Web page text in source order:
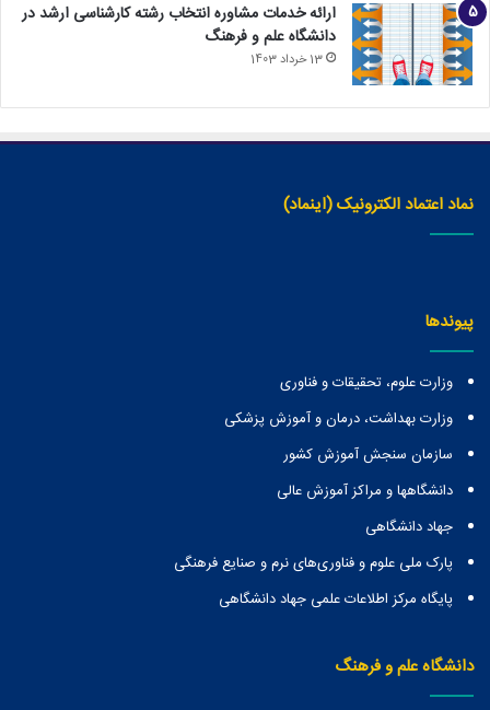
ارائه خدمات مشاوره انتخاب رشته کارشناسی ارشد در
دانشگاه علم و فرهنگ
13 خرداد 1403
نماد اعتماد الکترونیک (اینماد)
پیوندها
وزارت علوم، تحقیقات و فناوری
وزارت بهداشت، درمان و آموزش پزشکی
سازمان سنجش آموزش کشور
دانشگاهها و مراكز آموزش عالی
جهاد دانشگاهی
پارک ملی علوم و فناوری‌های نرم و صنایع فرهنگی
پایگاه مرکز اطلاعات علمی جهاد دانشگاهی
دانشگاه علم و فرهنگ